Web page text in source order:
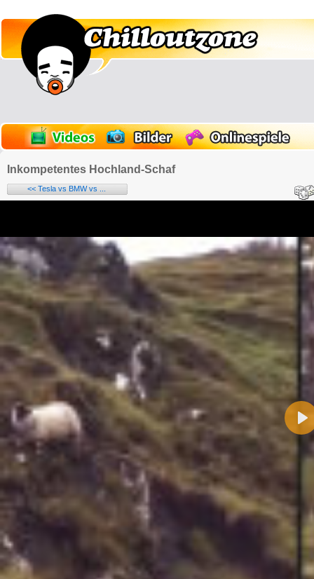
Inkompetentes Hochland-Schaf
<< Tesla vs BMW vs ...
Alle HTML-Tags außer <br>, <strike> und <i> werden aus Deinem Kommentar entfernt.